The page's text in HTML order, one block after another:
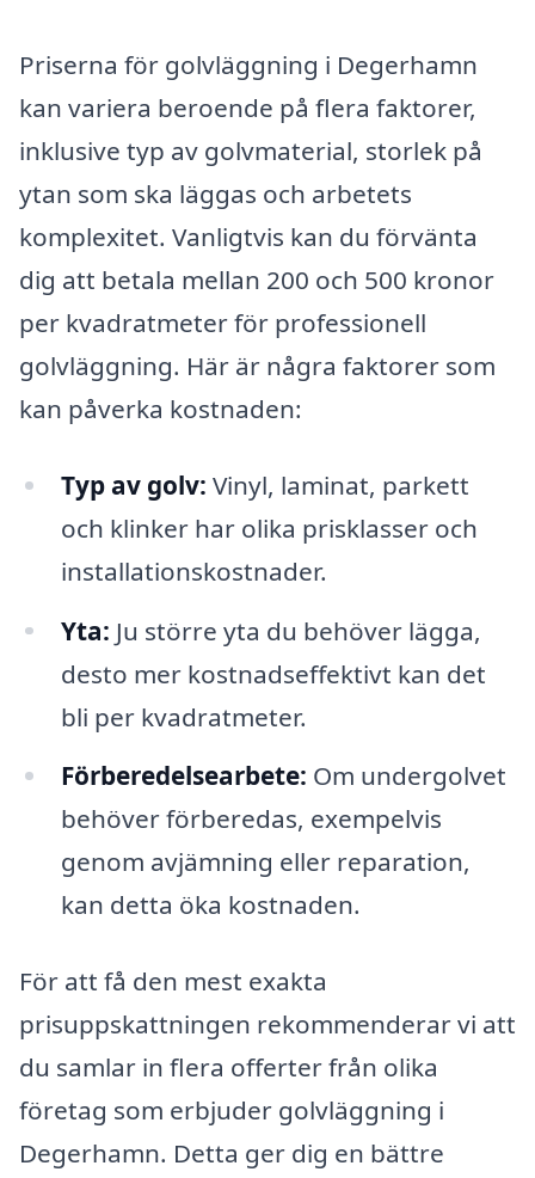
Priserna för golvläggning i Degerhamn
kan variera beroende på flera faktorer,
inklusive typ av golvmaterial, storlek på
ytan som ska läggas och arbetets
komplexitet. Vanligtvis kan du förvänta
dig att betala mellan 200 och 500 kronor
per kvadratmeter för professionell
golvläggning. Här är några faktorer som
kan påverka kostnaden:
Typ av golv: Vinyl, laminat, parkett
och klinker har olika prisklasser och
installationskostnader.
Yta: Ju större yta du behöver lägga,
desto mer kostnadseffektivt kan det
bli per kvadratmeter.
Förberedelsearbete: Om undergolvet
behöver förberedas, exempelvis
genom avjämning eller reparation,
kan detta öka kostnaden.
För att få den mest exakta
prisuppskattningen rekommenderar vi att
du samlar in flera offerter från olika
företag som erbjuder golvläggning i
Degerhamn. Detta ger dig en bättre